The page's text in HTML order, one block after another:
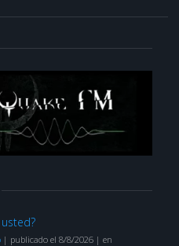
| publicado el 8/8/2026| en